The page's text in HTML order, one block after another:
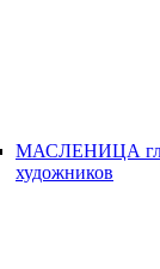
МАСЛЕНИЦА
художников